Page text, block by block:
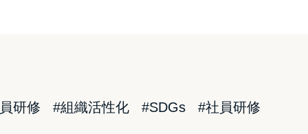
研修 #組織活性化 #SDGs #社員研修